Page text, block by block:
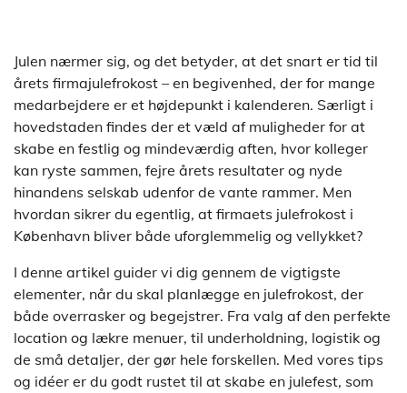
Julen nærmer sig, og det betyder, at det snart er tid til
årets firmajulefrokost – en begivenhed, der for mange
medarbejdere er et højdepunkt i kalenderen. Særligt i
hovedstaden findes der et væld af muligheder for at
skabe en festlig og mindeværdig aften, hvor kolleger
kan ryste sammen, fejre årets resultater og nyde
hinandens selskab udenfor de vante rammer. Men
hvordan sikrer du egentlig, at firmaets julefrokost i
København bliver både uforglemmelig og vellykket?
I denne artikel guider vi dig gennem de vigtigste
elementer, når du skal planlægge en julefrokost, der
både overrasker og begejstrer. Fra valg af den perfekte
location og lækre menuer, til underholdning, logistik og
de små detaljer, der gør hele forskellen. Med vores tips
og idéer er du godt rustet til at skabe en julefest, som